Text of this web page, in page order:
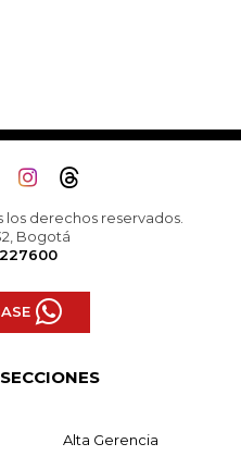
los derechos reservados.
Bogotá
Alta Gerencia